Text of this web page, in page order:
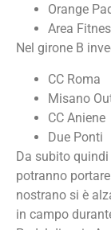
Orange
Area
Nel girone B
CC Roma
Misano
CC Aniene
Due Ponti
Da subito
potranno
nostrano si è
in campo